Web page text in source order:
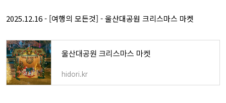
2025.12.16 - [여행의 모든것] - 울산대공원 크리스마스 마켓
울산대공원 크리스마스 마켓
hidori.kr